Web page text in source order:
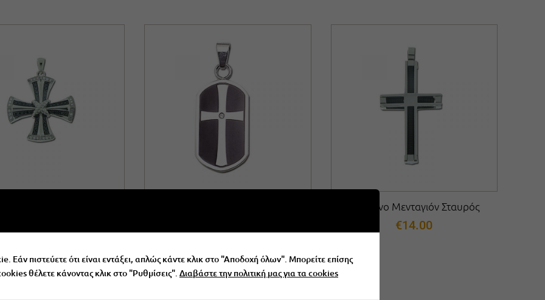
Ατσάλινο Μενταγιόν Σταυρός
€14.00
Εάν πιστεύετε ότι είναι εντάξει, απλώς κάντε κλικ στο "Αποδοχή όλων". Μπορείτε επίσης
θέλετε κάνοντας κλικ στο "Ρυθμίσεις". Διαβάστε την πολιτική μας για τα cookies